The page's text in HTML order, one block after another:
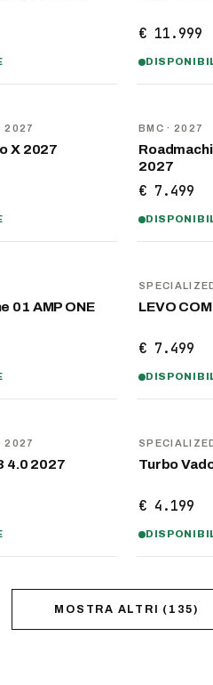
€ 11.999
2027
X 2027
BMC · 2027
2027
€ 7.499
01 AMP ONE
LEVO
€ 7.499
2027
4.0 2027 Turbo
€ 4.199
MOSTRA ALTRI ( 135)